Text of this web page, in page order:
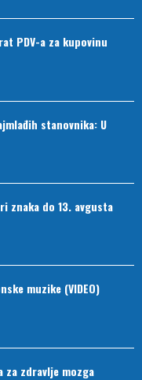
PDV-a za kupovinu
stanovnika: U
znaka do 13. avgusta
muzike (VIDEO)
za zdravlje mozga